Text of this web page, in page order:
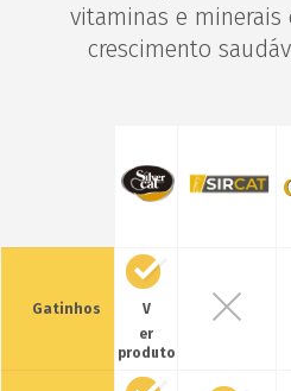
vitaminas e minerais
crescimento
Gatinhos
V
er
produto